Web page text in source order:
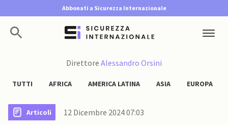
Abbonati a Sicurezza Internazionale
Direttore Alessandro Orsini
TUTTI AFRICA AMERICA LATINA ASIA EUROPA
Articoli 12 Dicembre 2024 07:03